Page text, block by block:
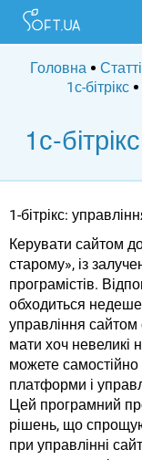
Головна Статті
1с-бітрікс
1с-
1-бітрікс:
Керувати сайтом
старому», із
програмістів.
обходиться
управління
мати хоч невеликі
можете
платформи і
Цей програмний
рішень, що
при управлінні